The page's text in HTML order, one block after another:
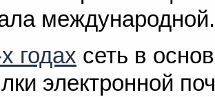
международной.
годах сеть в
электронной